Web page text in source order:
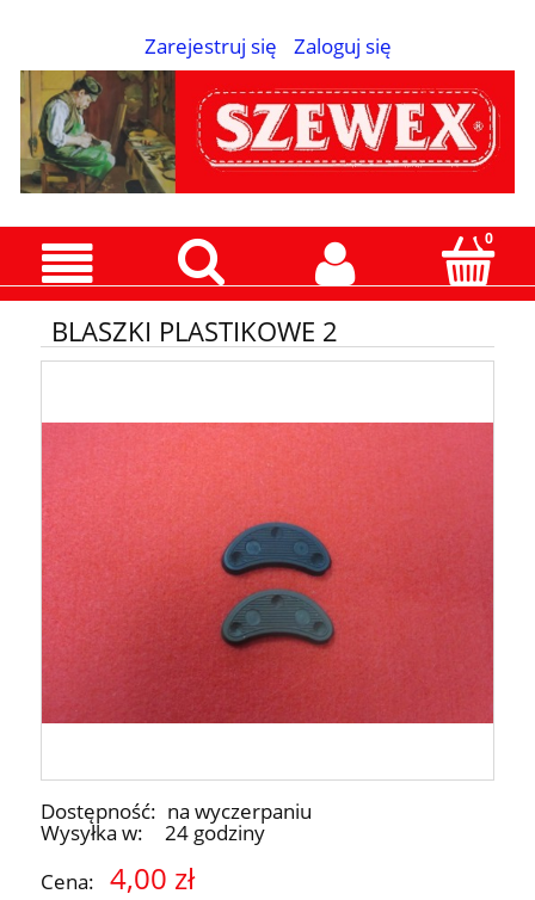
Zarejestruj się Zaloguj się
BLASZKI PLASTIKOWE 2
Dostępność: na wyczerpaniu
Wysyłka w:
24 godziny
Cena:
4,00 zł